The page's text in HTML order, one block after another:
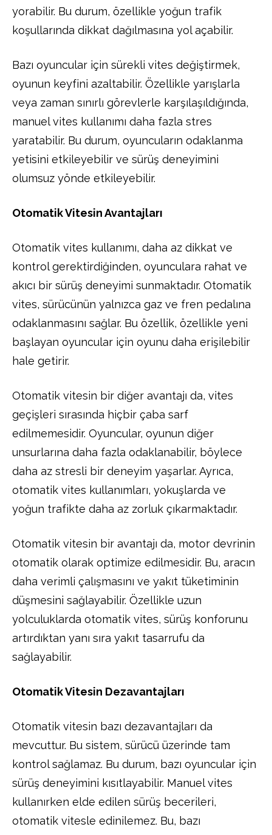
yorabilir. Bu durum, özellikle yoğun trafik
koşullarında dikkat dağılmasına yol açabilir.
Bazı oyuncular için sürekli vites değiştirmek,
oyunun keyfini azaltabilir. Özellikle yarışlarla
veya zaman sınırlı görevlerle karşılaşıldığında,
manuel vites kullanımı daha fazla stres
yaratabilir. Bu durum, oyuncuların odaklanma
yetisini etkileyebilir ve sürüş deneyimini
olumsuz yönde etkileyebilir.
Otomatik Vitesin Avantajları
Otomatik vites kullanımı, daha az dikkat ve
kontrol gerektirdiğinden, oyunculara rahat ve
akıcı bir sürüş deneyimi sunmaktadır. Otomatik
vites, sürücünün yalnızca gaz ve fren pedalına
odaklanmasını sağlar. Bu özellik, özellikle yeni
başlayan oyuncular için oyunu daha erişilebilir
hale getirir.
Otomatik vitesin bir diğer avantajı da, vites
geçişleri sırasında hiçbir çaba sarf
edilmemesidir. Oyuncular, oyunun diğer
unsurlarına daha fazla odaklanabilir, böylece
daha az stresli bir deneyim yaşarlar. Ayrıca,
otomatik vites kullanımları, yokuşlarda ve
yoğun trafikte daha az zorluk çıkarmaktadır.
Otomatik vitesin bir avantajı da, motor devrinin
otomatik olarak optimize edilmesidir. Bu, aracın
daha verimli çalışmasını ve yakıt tüketiminin
düşmesini sağlayabilir. Özellikle uzun
yolculuklarda otomatik vites, sürüş konforunu
artırdıktan yanı sıra yakıt tasarrufu da
sağlayabilir.
Otomatik Vitesin Dezavantajları
Otomatik vitesin bazı dezavantajları da
mevcuttur. Bu sistem, sürücü üzerinde tam
kontrol sağlamaz. Bu durum, bazı oyuncular için
sürüş deneyimini kısıtlayabilir. Manuel vites
kullanırken elde edilen sürüş becerileri,
otomatik vitesle edinilemez. Bu, bazı